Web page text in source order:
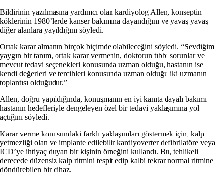
Bildirinin yazılmasına yardımcı olan kardiyolog Allen, konseptin
köklerinin 1980’lerde kanser bakımına dayandığını ve yavaş yavaş
diğer alanlara yayıldığını söyledi.
Ortak karar almanın birçok biçimde olabileceğini söyledi. “Sevdiğim
yaygın bir tanım, ortak karar vermenin, doktorun tıbbi sorunlar ve
mevcut tedavi seçenekleri konusunda uzman olduğu, hastanın ise
kendi değerleri ve tercihleri ​​konusunda uzman olduğu iki uzmanın
toplantısı olduğudur.”
Allen, doğru yapıldığında, konuşmanın en iyi kanıta dayalı bakımı
hastanın hedefleriyle dengeleyen özel bir tedavi yaklaşımına yol
açtığını söyledi.
Karar verme konusundaki farklı yaklaşımları göstermek için, kalp
yetmezliği olan ve implante edilebilir kardiyoverter defibrilatöre veya
ICD’ye ihtiyaç duyan bir kişinin örneğini kullandı. Bu, tehlikeli
derecede düzensiz kalp ritmini tespit edip kalbi tekrar normal ritmine
döndürebilen bir cihaz.